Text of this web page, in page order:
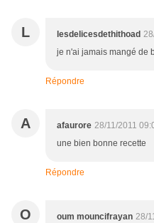
L lesdelicesdethithoad
je n'ai jamais mangé de
Répondre
A afaurore 28/11/2011
une bien bonne recette
Répondre
O oum mouncifrayan 28/